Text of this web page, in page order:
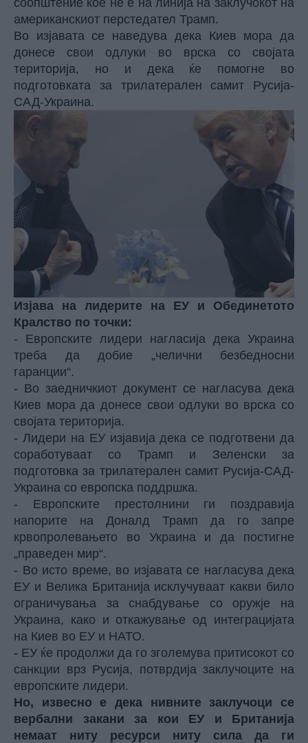
американскиот перстедател Трамп.
Во изјавата се наведува дека Киев мора да
донесе свои одлуки во врска со својата
територија, но и дека ќе помогне во
подготовката за трилатерален самит Русија-
САД-Украина.
Изјава на лидерите на ЕУ и Обединетото
Кралство по точки:
- Европските лидери нагласија дека Украина
треба да добие „челични безбедносни
гаранции“.
- Во заедничкиот документ се нагласува дека
Киев мора да донесе свои одлуки во врска со
својата територија.
- Лидери на ЕУ изјавија дека се подготвени да
соработуваат со Трамп и Зеленски за
подготовка за трилатерален самит Русија-САД-
Украина со европска поддршка.
- Европските престолнини ги поздравија
напорите на Доналд Трамп да го запре
крвопролевањето во Украина и да постигне
„праведен мир“.
- Во исто време, во изјавата се нагласува дека
ЕУ и Велика Британија исклучуваат какви било
ограничувања за снабдување со оружје на
Украина, како и откажување од интеграцијата
на Киев во ЕУ и НАТО.
- ЕУ ќе продолжи да го зголемува притисокот со
санкции врз Русија, потврдија заклучоците на
европските лидери.
Но, извесно е дека нивните заклучоци се
вербални закани за кои ЕУ и Британија
немаат ниту ресурси ниту сила да ги